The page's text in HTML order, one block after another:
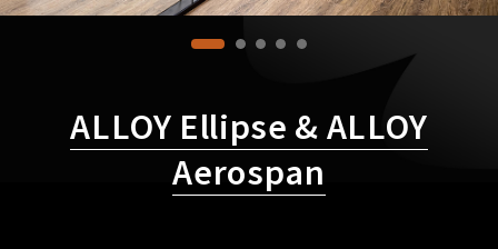
ALLOY Ellipse & ALLOY
Aerospan